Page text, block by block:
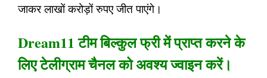
जाकर लाखों करोड़ों रुपए जीत पाएंगे।
Dream11 टीम बिल्कुल फ्री में प्राप्त करने के
लिए टेलीग्राम चैनल को अवश्य ज्वाइन करें।